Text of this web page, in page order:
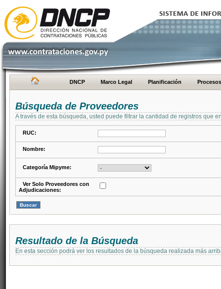
DNCP Marco Legal Planificación Procesos
Búsqueda de Proveedores
A través de esta búsqueda, usted puede filtrar la cantidad de registros que
RUC:
Nombre:
Categoría Mipyme:
Ver Solo Proveedores con
Adjudicaciones:
Resultado de la Búsqueda
En esta sección podrá ver los resultados de la búsqueda realizada más